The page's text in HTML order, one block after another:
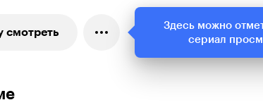
смотреть
Здесь можно
сериал